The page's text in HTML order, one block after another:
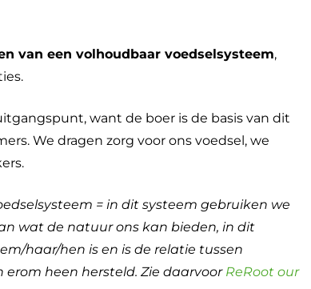
van een volhoudbaar voedselsysteem,
want de boer is de basis van dit
We dragen zorg voor ons voedsel, we
= in dit systeem gebruiken we
wat de natuur ons kan bieden, in dit
haar/hen is en is de relatie tussen
heen hersteld. Zie daarvoor ReRoot our